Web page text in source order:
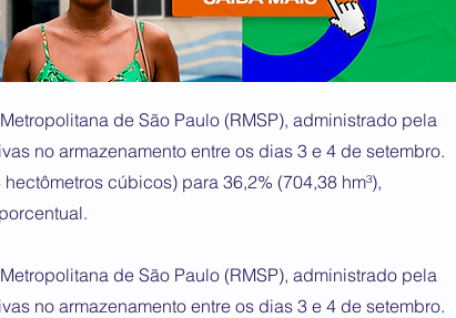
de São Paulo (RMSP), administrado pela
no armazenamento entre os dias 3 e 4 de setembro.
cúbicos) para 36,2% (704,38 hm³),
de São Paulo (RMSP), administrado pela
no armazenamento entre os dias 3 e 4 de setembro.